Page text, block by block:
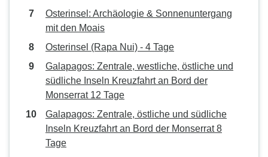
Osterinsel: Archäologie & Sonnenuntergang
mit den Moais
Osterinsel (Rapa Nui) - 4 Tage
Galapagos: Zentrale, westliche, östliche und
südliche Inseln Kreuzfahrt an Bord der
Monserrat 12 Tage
Galapagos: Zentrale, östliche und südliche
Inseln Kreuzfahrt an Bord der Monserrat 8
Tage